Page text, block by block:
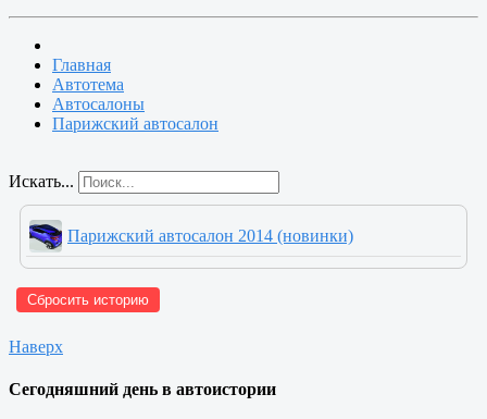
Главная
Автотема
Автосалоны
Парижский автосалон
Искать...
Парижский автосалон 2014 (новинки)
Сбросить историю
Наверх
Сегодняшний день в автоистории